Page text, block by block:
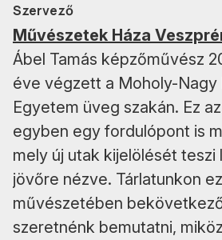
Szervező
Művészetek Háza
Ábel Tamás képzőművész
éve végzett a Moholy-Nagy
Egyetem üveg szakán. Ez
egyben egy fordulópont is
mely új utak kijelölését teszi
jövőre nézve. Tárlatunkon
művészetében
szeretnénk bemutatni,